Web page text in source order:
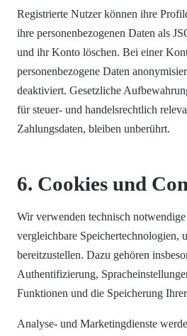
Registrierte Nutzer können ihre
ihre personenbezogenen Daten als
und ihr Konto löschen. Bei einer
personenbezogene Daten
deaktiviert. Gesetzliche
für steuer- und handelsrechtlich
Zahlungsdaten, bleiben unberührt.
6. Cookies und
Wir verwenden technisch
vergleichbare Speichertechnologien,
bereitzustellen. Dazu gehören
Authentifizierung,
Funktionen und die Speicherung
Analyse- und Marketingdienste